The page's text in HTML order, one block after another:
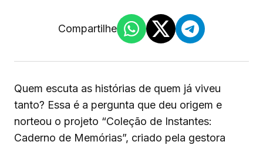
Compartilhe
Quem escuta as histórias de quem já viveu
tanto? Essa é a pergunta que deu origem e
norteou o projeto “Coleção de Instantes:
Caderno de Memórias”, criado pela gestora